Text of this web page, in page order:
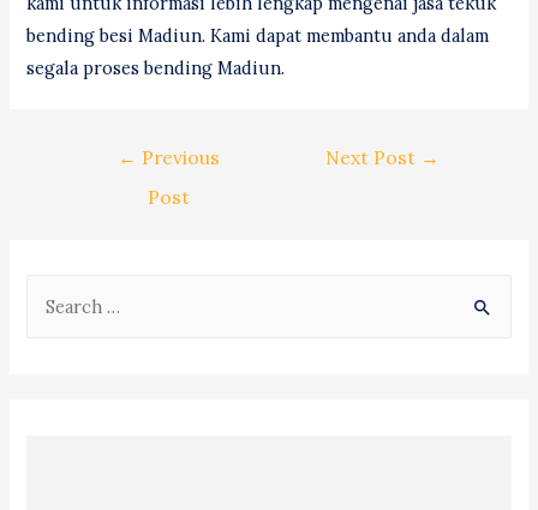
bending besi Madiun. Kami dapat membantu anda dalam
segala proses bending Madiun.
← Previous
Post
Next Post →